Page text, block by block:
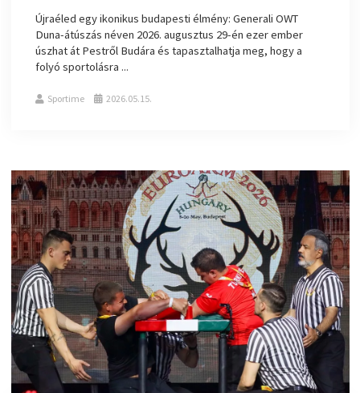
Újraéled egy ikonikus budapesti élmény: Generali OWT
Duna-átúszás néven 2026. augusztus 29-én ezer ember
úszhat át Pestről Budára és tapasztalhatja meg, hogy a
folyó sportolásra ...
Sportime 2026.05.15.